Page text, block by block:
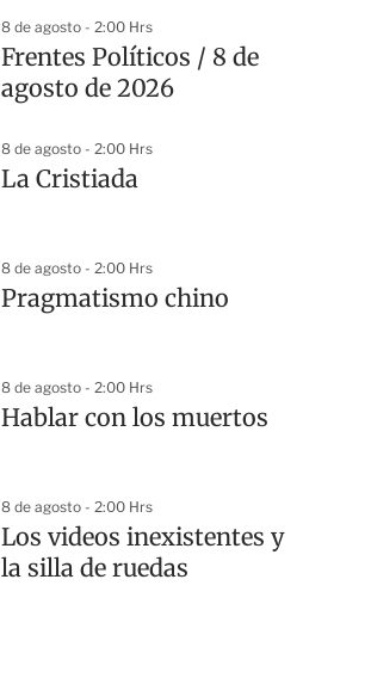
8 de agosto - 2:00 Hrs
Frentes Políticos / 8 de
agosto de 2026
8 de agosto - 2:00 Hrs
La Cristiada
8 de agosto - 2:00 Hrs
Pragmatismo chino
8 de agosto - 2:00 Hrs
Hablar con los muertos
8 de agosto - 2:00 Hrs
Los videos inexistentes y
la silla de ruedas